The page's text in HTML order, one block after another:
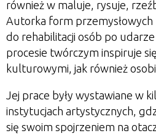
również w maluje, rysuje,
Autorka form
do rehabilitacji osób po
procesie twórczym inspiruje
kulturowymi, jak również
Jej prace były wystawiane w
instytucjach artystycznych,
się swoim spojrzeniem na